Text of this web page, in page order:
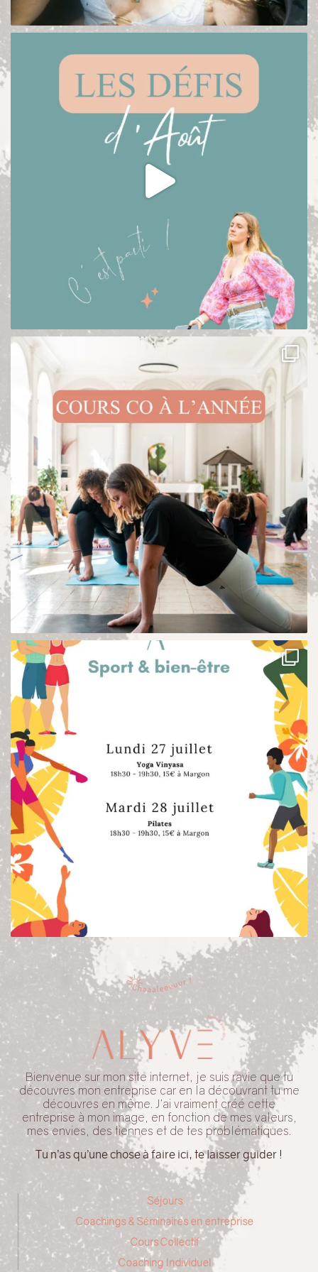
Bienvenue sur mon site internet, je suis ravie que tu
découvres mon entreprise car en la découvrant tu me
découvres en même. J’ai vraiment créé cette
entreprise à mon image, en fonction de mes valeurs,
mes envies, des tiennes et de tes problématiques.
Tu n’as qu’une chose à faire ici, te laisser guider !
Séjours
Coachings & Séminaires en entreprise
Cours Collectif
Coaching Individuel